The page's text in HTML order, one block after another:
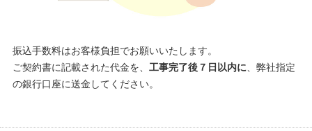
振込手数料はお客様負担でお願いいたします。
ご契約書に記載された代金を、 工事完了後７日以内に、弊社指定
の銀行口座に送金してください。